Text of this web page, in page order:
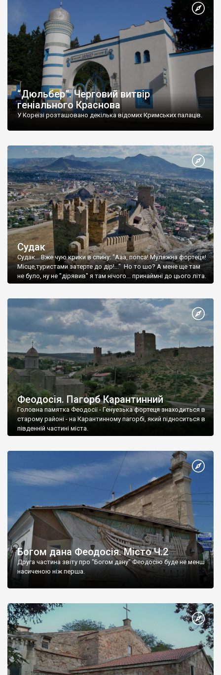
“Дюльбер”. Черговий витвір
геніального Краснова
У Кореїзі розташовано декілька відомих Кримських палаців.
Судак
Судак... Вже чую крики в спину: "Ааа, попса! Муляжна фортеця!
Місце,туристами затерте до дір!..." Но то шо? А мене ще там
не було, ну не "дірявив" я там нічого... принаймні до цього літа.
Феодосія. Пагорб Карантинний
Головна памятка Феодосії - Генуезька фортеця знаходиться в
старому районі - на Карантинному пагорбі, який підноситься в
південній частині міста.
Богом дана Феодосія. Місто Ч.2
Друга частина звіту про "Богом дану" Феодосію буде не менш
насиченою ніж перша.